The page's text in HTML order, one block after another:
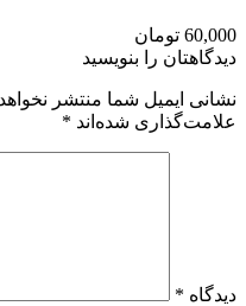
60,000 تومان
دیدگاهتان را بنویسید
نشانی ایمیل شما منتشر
علامت‌گذاری شده‌اند *
دیدگاه *